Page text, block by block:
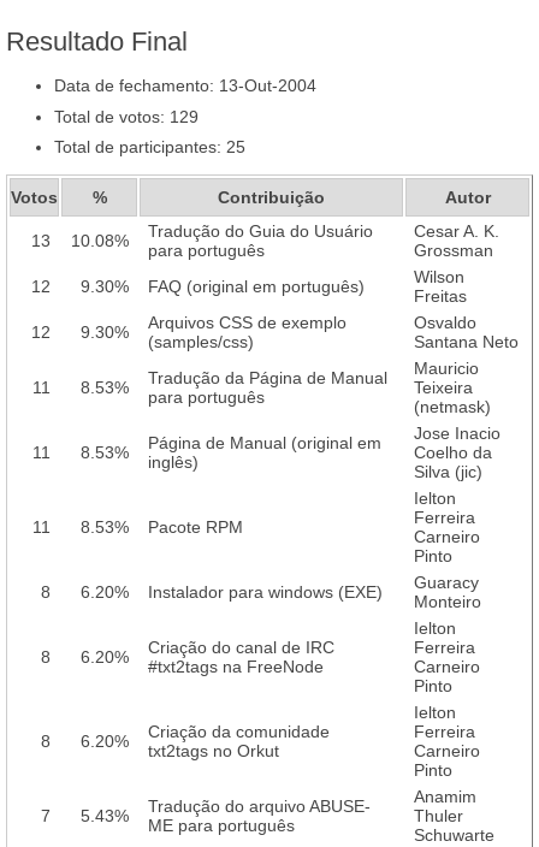
Resultado Final
Data de fechamento: 13-Out-2004
Total de votos: 129
Total de participantes: 25
Votos % Contribuição Autor
13 10.08%
Tradução do Guia do Usuário
para português
Cesar A. K.
Grossman
12
9.30% FAQ (original em português)
Wilson
Freitas
12
9.30%
Arquivos CSS de exemplo
(samples/css)
Osvaldo
Santana Neto
11 8.53%
Tradução da Página de Manual
para português
Mauricio
Teixeira
(netmask)
11 8.53%
Página de Manual (original em
inglês)
Jose Inacio
Coelho da
Silva (jic)
11 8.53% Pacote RPM
Ielton
Ferreira
Carneiro
Pinto
8
6.20% Instalador para windows (EXE)
Guaracy
Monteiro
8 6.20%
Criação do canal de IRC
#txt2tags na FreeNode
Ielton
Ferreira
Carneiro
Pinto
8 6.20%
Criação da comunidade
txt2tags no Orkut
Ielton
Ferreira
Carneiro
Pinto
7 5.43%
Tradução do arquivo ABUSE-
ME para português
Anamim
Thuler
Schuwarte